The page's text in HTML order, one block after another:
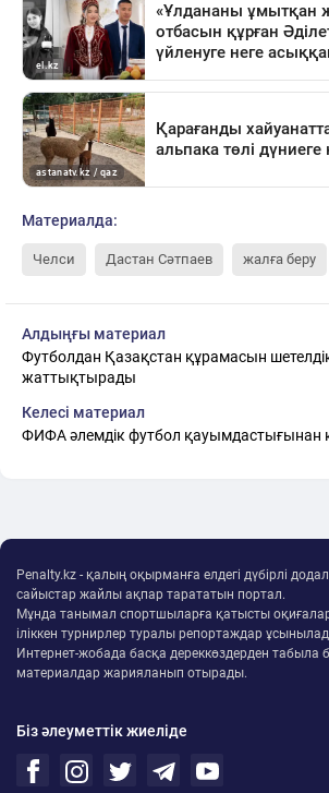
Материалда:
Челси Дастан Сәтпаев жалға беру
Алдыңғы материал
Футболдан Қазақстан құрамасын
жаттықтырады
Келесі материал
ФИФА әлемдік футбол қауымдастығынан
Penalty.kz - қалың оқырманға елдегі дүбірлі
сайыстар жайлы ақпар тарататын портал.
Мұнда танымал спортшыларға қатысты
іліккен турнирлер туралы репортаждар
Интернет-жобада басқа дереккөздерден табыла
материалдар жарияланып отырады.
Біз әлеуметтік жиеліде